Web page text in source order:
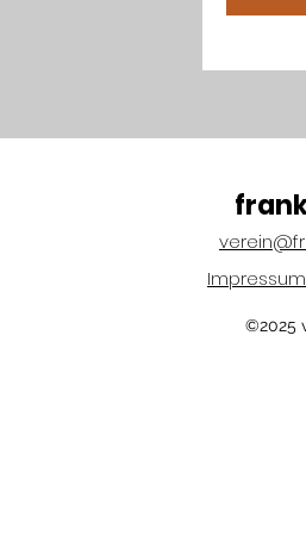
Impressum
©2025